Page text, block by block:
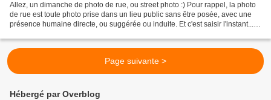
Allez, un dimanche de photo de rue, ou street photo :) Pour rappel, la photo
de rue est toute photo prise dans un lieu public sans être posée, avec une
présence humaine directe, ou suggérée ou induite. Et c'est saisir l'instant...
Page suivante >
Hébergé par Overblog